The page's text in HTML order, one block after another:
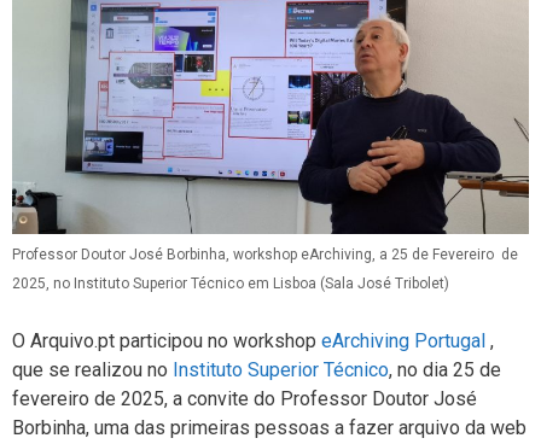
Professor Doutor José Borbinha, workshop eArchiving, a 25 de Fevereiro de
2025, no Instituto Superior Técnico em Lisboa (Sala José Tribolet)
O Arquivo.pt participou no workshop eArchiving Portugal ,
que se realizou no Instituto Superior Técnico, no dia 25 de
fevereiro de 2025, a convite do Professor Doutor José
Borbinha, uma das primeiras pessoas a fazer arquivo da web